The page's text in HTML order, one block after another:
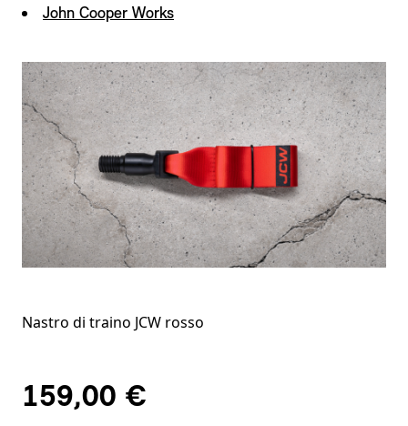
John Cooper Works
Nastro di traino JCW rosso
159,00 €